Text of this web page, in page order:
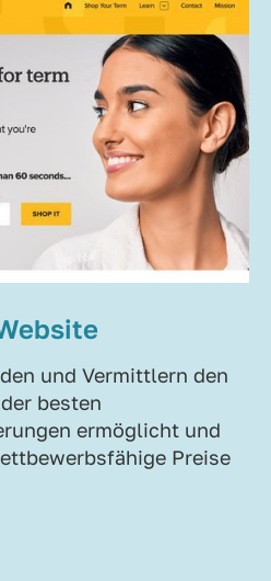
und Vermittlern den
besten
ermöglicht und
Preise